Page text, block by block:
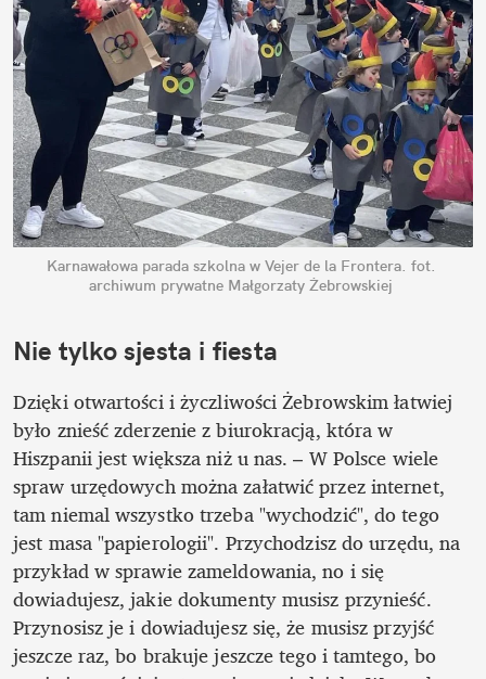
Karnawałowa parada szkolna w Vejer de la Frontera. fot.
archiwum prywatne Małgorzaty Żebrowskiej
Nie tylko sjesta i fiesta
Dzięki otwartości i życzliwości Żebrowskim łatwiej
było znieść zderzenie z biurokracją, która w
Hiszpanii jest większa niż u nas. – W Polsce wiele
spraw urzędowych można załatwić przez internet,
tam niemal wszystko trzeba "wychodzić", do tego
jest masa "papierologii". Przychodzisz do urzędu, na
przykład w sprawie zameldowania, no i się
dowiadujesz, jakie dokumenty musisz przynieść.
Przynosisz je i dowiadujesz się, że musisz przyjść
jeszcze raz, bo brakuje jeszcze tego i tamtego, bo